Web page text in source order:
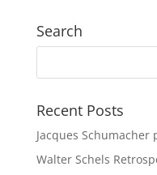
Search
Recent Posts
Jacques
Walter Schels